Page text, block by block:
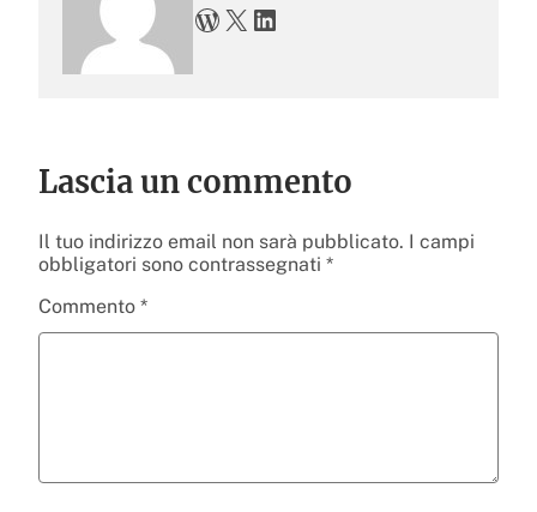
WordPress X LinkedIn
Lascia un commento
Il tuo indirizzo email non sarà pubblicato. I campi
obbligatori sono contrassegnati *
Commento *